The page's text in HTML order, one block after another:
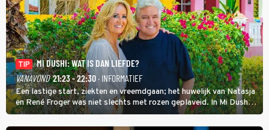
TIP
MI DUSHI: WAT IS DAN LIEFDE?
VANAVOND 21:23 - 22:30 · INFORMATIEF
Een lastige start, ziekten en vreemdgaan; het huwelijk van Natasja
en René Froger was niet slechts met rozen geplaveid. In Mi Dushi:
Wat Is Dan Liefde? neemt Wilfred Genee het showbizzkoppel mee
uit vissen om het over de liefde te hebben.